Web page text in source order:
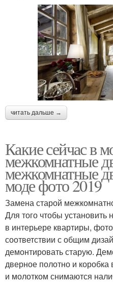
читать дальше →
Какие сейчас в
межкомнатные
межкомнатные
моде фото 2019
Замена старой
Для того чтобы
в интерьере квартиры,
соответствии с общим
демонтировать старую.
дверное полотно и
и молотком снимаются